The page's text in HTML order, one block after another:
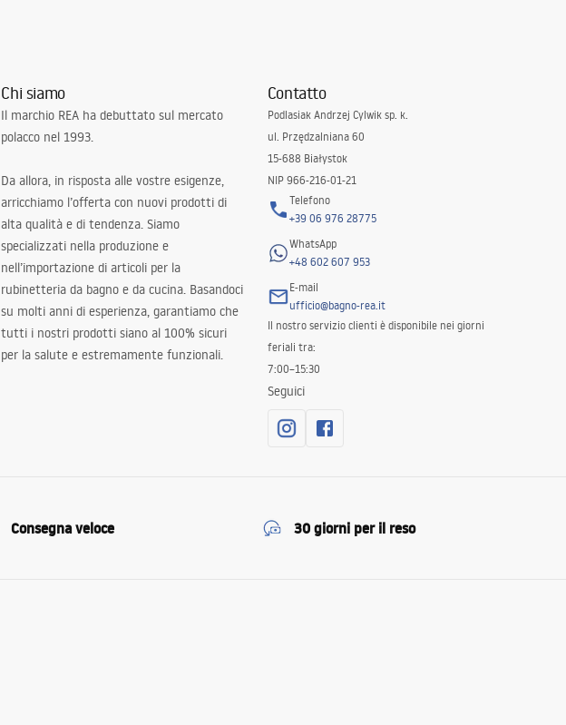
Chi siamo
Il marchio REA ha debuttato sul mercato
polacco nel 1993.
Da allora, in risposta alle vostre esigenze,
arricchiamo l’offerta con nuovi prodotti di
alta qualità e di tendenza. Siamo
specializzati nella produzione e
nell’importazione di articoli per la
rubinetteria da bagno e da cucina. Basandoci
su molti anni di esperienza, garantiamo che
tutti i nostri prodotti siano al 100% sicuri
per la salute e estremamente funzionali.
Contatto
Podlasiak Andrzej Cylwik sp. k.
ul. Przędzalniana 60
15-688 Białystok
NIP 966-216-01-21
Telefono
+39 06 976 28775
WhatsApp
+48 602 607 953
E-mail
ufficio@bagno-rea.it
Il nostro servizio clienti è disponibile nei giorni
feriali tra:
7:00–15:30
Seguici
Consegna veloce 30 giorni per il reso